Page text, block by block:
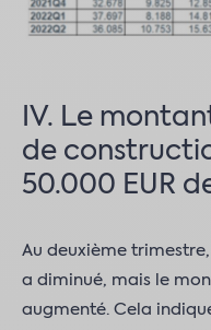
IV. Le
de
50.000 EUR
Au deuxième
a diminué, mais le
augmenté. Cela